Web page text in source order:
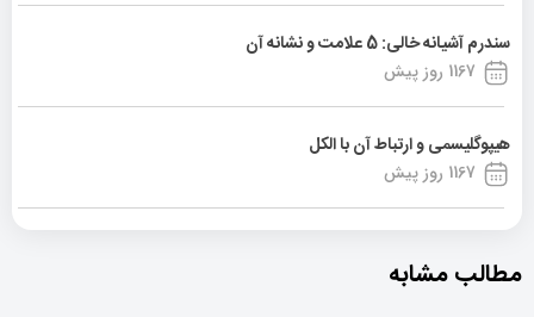
سندرم آشیانه خالی: 5 علامت و نشانه آن
1167 روز پیش
هیپوگلیسمی و ارتباط آن با الکل
1167 روز پیش
مطالب مشابه